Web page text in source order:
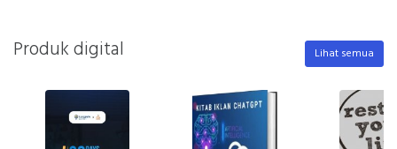
Produk digital Lihat semua